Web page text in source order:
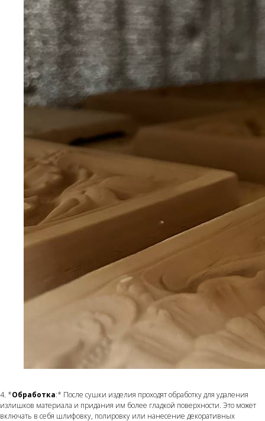
4. *Обработка:* После сушки изделия проходят обработку для удаления
излишков материала и придания им более гладкой поверхности. Это может
включать в себя шлифовку, полировку или нанесение декоративных